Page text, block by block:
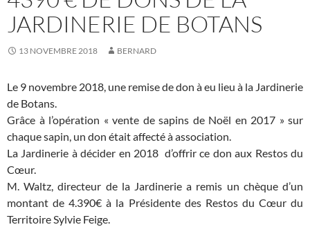
JARDINERIE DE BOTANS
13 NOVEMBRE 2018 BERNARD
Le 9 novembre 2018, une remise de don à eu lieu à la Jardinerie
de Botans.
Grâce à l’opération « vente de sapins de Noël en 2017 » sur
chaque sapin, un don était affecté à association.
La Jardinerie à décider en 2018 d’offrir ce don aux Restos du
Cœur.
M. Waltz, directeur de la Jardinerie a remis un chèque d’un
montant de 4.390€ à la Présidente des Restos du Cœur du
Territoire Sylvie Feige.